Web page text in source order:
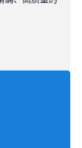
扁平板材塑